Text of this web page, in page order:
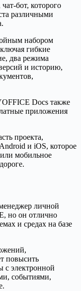
бот, которого
различными
набором
гибкие
два режима
и историю,
Docs также
приложения
проекта,
и iOS, которое
мобильное
личной
но он отлично
и средах на базе
повысить
с электронной
событиями,